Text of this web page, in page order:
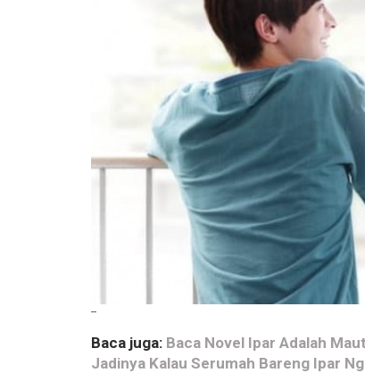
--
Baca juga: Baca Novel Ipar Adalah
Jadinya Kalau Serumah Bareng Ipar